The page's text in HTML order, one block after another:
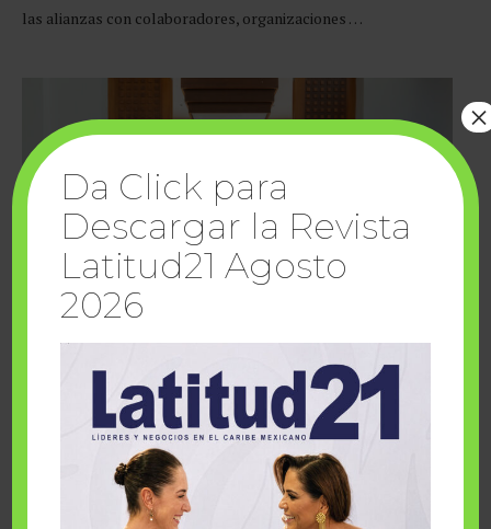
las alianzas con colaboradores, organizaciones …
Cuando la solidaridad inspira; cumplen
sueños Fairmont Mayakoba y Make-A-Wish
Da Click para
Descargar la Revista
Latitud21 Agosto
2026
×